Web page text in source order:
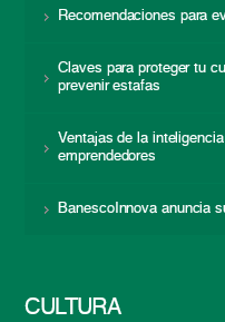
Recomendaciones para
Claves para proteger tu
prevenir estafas
Ventajas de la
emprendedores
BanescoInnova anuncia
CULTURA